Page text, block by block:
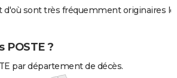
sont très fréquemment originaires
POSTE ?
par département de décès.